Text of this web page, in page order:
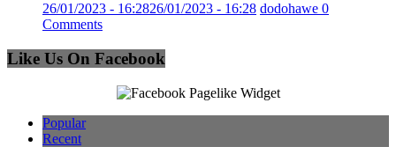
26/01/2023 - 16:2826/01/2023 - 16:28 dodohawe 0
Comments
Like Us On Facebook
Popular
Recent